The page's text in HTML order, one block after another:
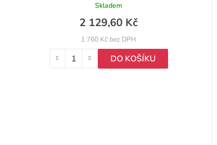
Skladem
1 760 Kč bez DPH
2 129,60 Kč
DO KOŠÍKU